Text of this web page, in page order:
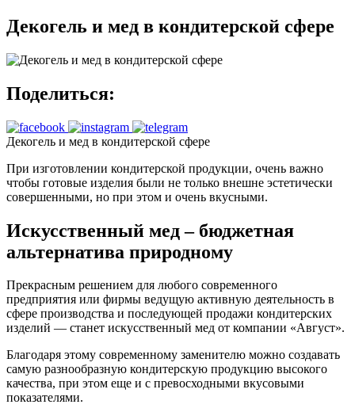
Декогель и мед в кондитерской сфере
Поделиться:
Декогель и мед в кондитерской сфере
​При изготовлении кондитерской продукции, очень важно
чтобы готовые изделия были не только внешне эстетически
совершенными, но при этом и очень вкусными.
Искусственный мед – бюджетная
альтернатива природному
Прекрасным решением для любого современного
предприятия или фирмы ведущую активную деятельность в
сфере производства и последующей продажи кондитерских
изделий — станет искусственный мед от компании «Август».
Благодаря этому современному заменителю можно создавать
самую разнообразную кондитерскую продукцию высокого
качества, при этом еще и с превосходными вкусовыми
показателями.